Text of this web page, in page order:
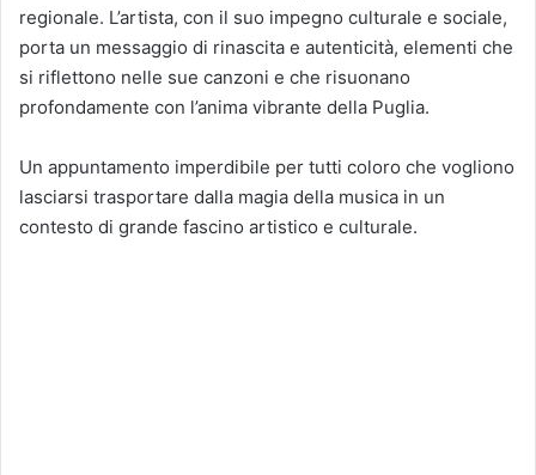
regionale. L’artista, con il suo impegno culturale e sociale,
porta un messaggio di rinascita e autenticità, elementi che
si riflettono nelle sue canzoni e che risuonano
profondamente con l’anima vibrante della Puglia.
Un appuntamento imperdibile per tutti coloro che vogliono
lasciarsi trasportare dalla magia della musica in un
contesto di grande fascino artistico e culturale.